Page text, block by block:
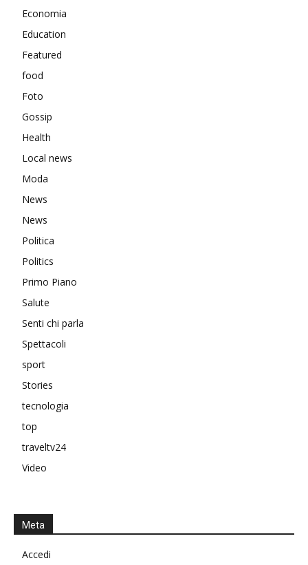
Economia
Education
Featured
food
Foto
Gossip
Health
Local news
Moda
News
News
Politica
Politics
Primo Piano
Salute
Senti chi parla
Spettacoli
sport
Stories
tecnologia
top
traveltv24
Video
Meta
Accedi